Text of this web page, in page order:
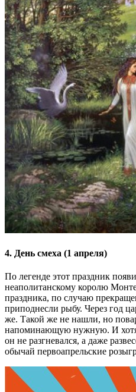
4. День смеха (1 апреля)
По легенде этот праздник
неаполитанскому королю
праздника, по случаю
приподнесли рыбу. Через год
же. Такой же не нашли, но
напоминающую нужную. И хотя
он не разгневался, а даже
обычай первоапрельские